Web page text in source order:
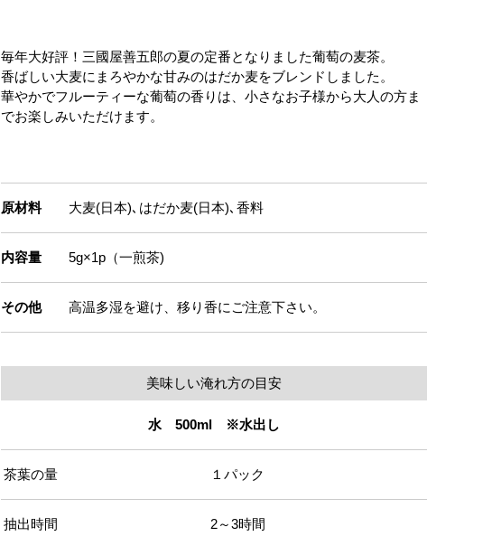
毎年大好評！三國屋善五郎の夏の定番となりました葡萄の麦茶。
香ばしい大麦にまろやかな甘みのはだか麦をブレンドしました。
華やかでフルーティーな葡萄の香りは、小さなお子様から大人の方ま
でお楽しみいただけます。
原材料 大麦(日本)､はだか麦(日本)､香料
内容量 5g×1p（一煎茶)
その他 高温多湿を避け、移り香にご注意下さい。
美味しい淹れ方の目安
水 500ml ※水出し
茶葉の量 １パック
抽出時間 2～3時間